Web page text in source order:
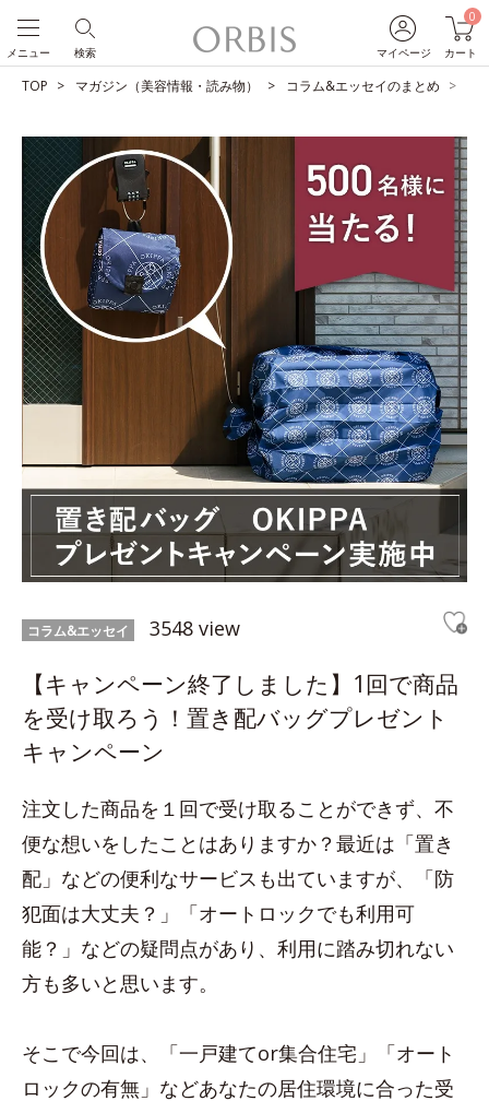
マイページ
0
カート
検索
メニュー
TOP マガジン（美容情報・読み物） コラム&エッセイのまとめ
コラム&エッセイ 3548 view
【キャンペーン終了しました】1回で商品
を受け取ろう！置き配バッグプレゼント
キャンペーン
注文した商品を１回で受け取ることができず、不
便な想いをしたことはありますか？最近は「置き
配」などの便利なサービスも出ていますが、「防
犯面は大丈夫？」「オートロックでも利用可
能？」などの疑問点があり、利用に踏み切れない
方も多いと思います。
そこで今回は、「一戸建てor集合住宅」「オート
ロックの有無」などあなたの居住環境に合った受